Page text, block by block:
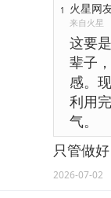
1 火星网
来自火星
这要
辈子
感。
利用
气。
只管做
2026-07-02